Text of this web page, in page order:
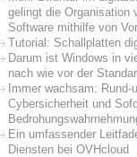
gelingt die Organisation
Software mithilfe von
Tutorial: Schallplatten
Darum ist Windows in
nach wie vor der
Immer wachsam: Rund-
Cybersicherheit und
Ein umfassender
Diensten bei OVHcloud